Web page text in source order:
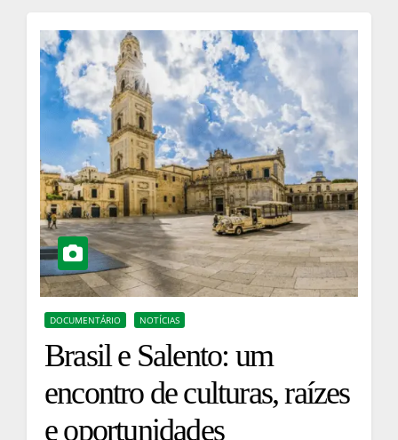
DOCUMENTÁRIO NOTÍCIAS
Brasil e Salento: um
encontro de culturas, raízes
e oportunidades